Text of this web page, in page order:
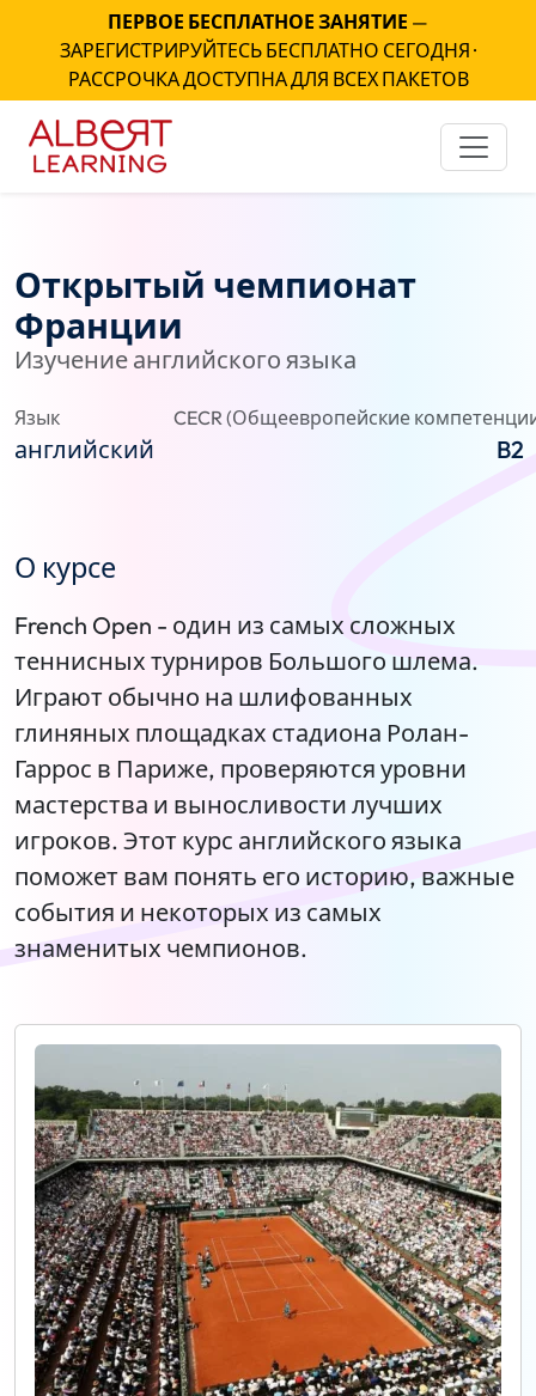
ПЕРВОЕ БЕСПЛАТНОЕ ЗАНЯТИЕ —
ЗАРЕГИСТРИРУЙТЕСЬ БЕСПЛАТНО СЕГОДНЯ ·
РАССРОЧКА ДОСТУПНА ДЛЯ ВСЕХ ПАКЕТОВ
Открытый чемпионат
Франции
Изучение английского языка
Язык
английский
CECR (Общеевропейские
B2
О курсе
French Open - один из самых сложных
теннисных турниров Большого шлема.
Играют обычно на шлифованных
глиняных площадках стадиона Ролан-
Гаррос в Париже, проверяются уровни
мастерства и выносливости лучших
игроков. Этот курс английского языка
поможет вам понять его историю, важные
события и некоторых из самых
знаменитых чемпионов.